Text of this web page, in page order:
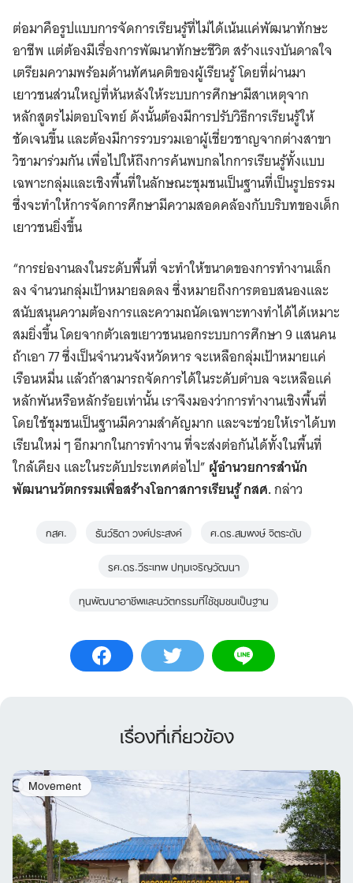
ต่อมาคือรูปแบบการจัดการเรียนรู้ที่ไม่ได้เน้นแค่พัฒนาทักษะ
อาชีพ แต่ต้องมีเรื่องการพัฒนาทักษะชีวิต สร้างแรงบันดาลใจ
เตรียมความพร้อมด้านทัศนคติของผู้เรียนรู้ โดยที่ผ่านมา
เยาวชนส่วนใหญ่ที่หันหลังให้ระบบการศึกษามีสาเหตุจาก
หลักสูตรไม่ตอบโจทย์ ดังนั้นต้องมีการปรับวิธีการเรียนรู้ให้
ชัดเจนขึ้น และต้องมีการรวบรวมเอาผู้เชี่ยวชาญจากต่างสาขา
วิชามาร่วมกัน เพื่อไปให้ถึงการค้นพบกลไกการเรียนรู้ทั้งแบบ
เฉพาะกลุ่มและเชิงพื้นที่ในลักษณะชุมชนเป็นฐานที่เป็นรูปธรรม
ซึ่งจะทำให้การจัดการศึกษามีความสอดคล้องกับบริบทของเด็ก
เยาวชนยิ่งขึ้น
“การย่องานลงในระดับพื้นที่ จะทำให้ขนาดของการทำงานเล็ก
ลง จำนวนกลุ่มเป้าหมายลดลง ซึ่งหมายถึงการตอบสนองและ
สนับสนุนความต้องการและความถนัดเฉพาะทางทำได้ได้เหมาะ
สมยิ่งขึ้น โดยจากตัวเลขเยาวชนนอกระบบการศึกษา 9 แสนคน
ถ้าเอา 77 ซึ่งเป็นจำนวนจังหวัดหาร จะเหลือกลุ่มเป้าหมายแค่
เรือนหมื่น แล้วถ้าสามารถจัดการได้ในระดับตำบล จะเหลือแค่
หลักพันหรือหลักร้อยเท่านั้น เราจึงมองว่าการทำงานเชิงพื้นที่
โดยใช้ชุมชนเป็นฐานมีความสำคัญมาก และจะช่วยให้เราได้บท
เรียนใหม่ ๆ อีกมากในการทำงาน ที่จะส่งต่อกันได้ทั้งในพื้นที่
ใกล้เคียง และในระดับประเทศต่อไป” ผู้อำนวยการสำนัก
พัฒนานวัตกรรมเพื่อสร้างโอกาสการเรียนรู้ กสศ.กล่าว
กสศ. ธันว์ธิดา วงศ์ประสงค์
ศ.ดร.สมพงษ์ จิตระดับ
รศ.ดร.วีระเทพ ปทุมเจริญวัฒนา
ทุนพัฒนาอาชีพและนวัตกรรมที่ใช้ชุมชนเป็นฐาน
เรื่องที่เกี่ยวข้อง
Movement